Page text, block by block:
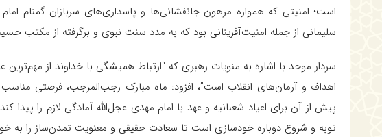
است‌؛ امنیتی که همواره مرهون جانفشانی‌ها و پاسداری‌های سربازان گمنام
سلیمانی از جمله امنیت‌آفرینانی بود که به مدد سنت نبوی و برگرفته از مکتب
سردار موحد با اشاره به منویات رهبری که “ارتباط همیشگی با خداوند از
اهداف و آرمان‌های انقلاب است”، افزود: ماه مبارک رجب‌المرجب، فرصتی
پیش از آن برای اعیاد شعبانیه و عهد با امام مهدی عجل‌الله آمادگی لازم را
توبه و شروع دوباره خودسازی است تا سعادت حقیقی و معنویت تمدن‌ساز را به